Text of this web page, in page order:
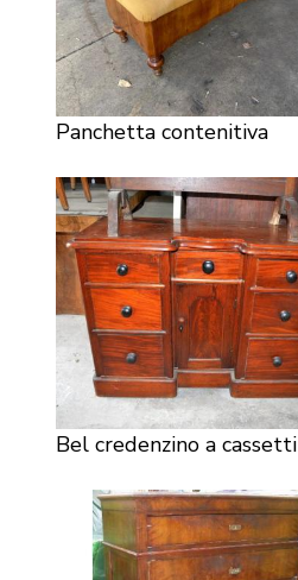
Panchetta contenitiva
Bel credenzino a cassetti